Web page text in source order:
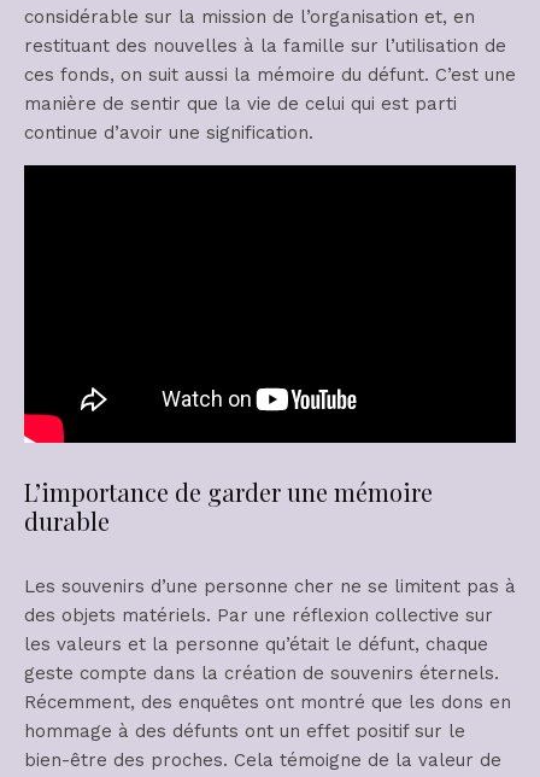
considérable sur la mission de l’organisation et, en
restituant des nouvelles à la famille sur l’utilisation de
ces fonds, on suit aussi la mémoire du défunt. C’est une
manière de sentir que la vie de celui qui est parti
continue d’avoir une signification.
L’importance de garder une mémoire
durable
Les souvenirs d’une personne cher ne se limitent pas à
des objets matériels. Par une réflexion collective sur
les valeurs et la personne qu’était le défunt, chaque
geste compte dans la création de souvenirs éternels.
Récemment, des enquêtes ont montré que les dons en
hommage à des défunts ont un effet positif sur le
bien-être des proches. Cela témoigne de la valeur de